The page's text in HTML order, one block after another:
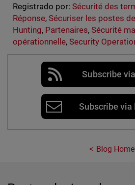
Registrado por: Sécurité des
Réponse, Sécuriser les postes
Hunting, Partenaires, Sécurité
opérationnelle, Security
Subscribe
Subscribe via
Blog Home